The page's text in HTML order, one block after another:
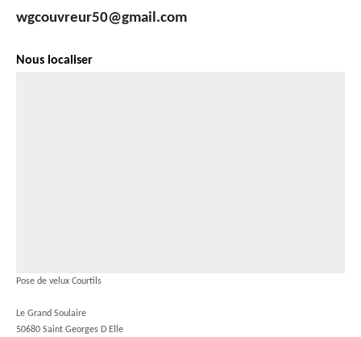
wgcouvreur50@gmail.com
Nous localiser
Pose de velux Courtils
Le Grand Soulaire
50680 Saint Georges D Elle